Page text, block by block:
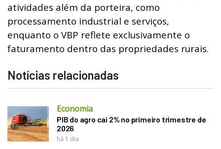
atividades além da porteira, como
processamento industrial e serviços,
enquanto o VBP reflete exclusivamente o
faturamento dentro das propriedades rurais.
Notícias relacionadas
Economia
PIB do agro cai 2% no primeiro trimestre de
2026
há 1 dia